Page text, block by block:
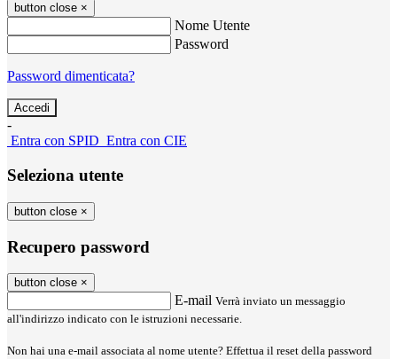
button close ×
Nome Utente
Password
Password dimenticata?
-
Entra con SPID Entra con CIE
Seleziona utente
button close ×
Recupero password
button close ×
E-mail Verrà inviato un messaggio
all'indirizzo indicato con le istruzioni necessarie.
Non hai una e-mail associata al nome utente? Effettua il reset della password